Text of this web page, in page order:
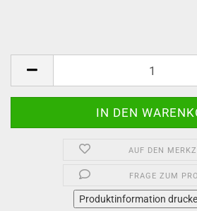
AUF DEN
FRAGE ZUM
Produktinformation